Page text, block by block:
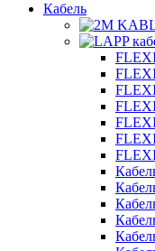
Кабель